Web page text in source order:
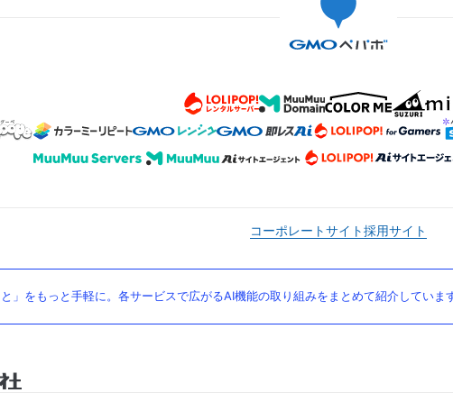
コーポレートサイト採用サイト
」をもっと手軽に。各サービスで広がるAI機能の取り組みをまとめて紹介しています